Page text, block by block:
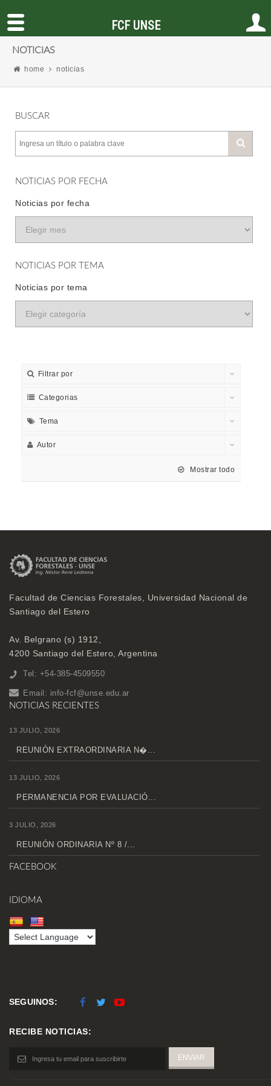
NOTICIAS
home noticias
BUSCAR
NOTICIAS POR FECHA
Noticias por fecha
NOTICIAS POR TEMA
Noticias por tema
Filtrar por
Categorias
Tema
Autor
Mostrar todo
Facultad de Ciencias Forestales, Universidad Nacional de
Santiago del Estero
Av. Belgrano (s) 1912,
4200 Santiago del Estero, Argentina
Tel: +54-385-4509550
Email: info-fcf@unse.edu.ar
NOTICIAS RECIENTES
13 JULIO, 2026
REUNIÓN EXTRAORDINARIA N�...
13 JULIO, 2026
PERMANENCIA POR EVALUACIÓ...
3 JULIO, 2026
REUNIÓN ORDINARIA Nº 8 /...
FACEBOOK
IDIOMA
SEGUINOS:
RECIBE NOTICIAS:
FCF UNSE